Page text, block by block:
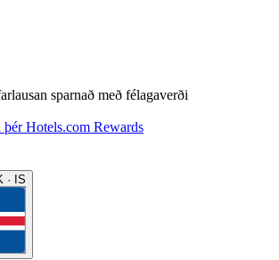
sparnað með félagaverði
Hotels.com Rewards
· IS